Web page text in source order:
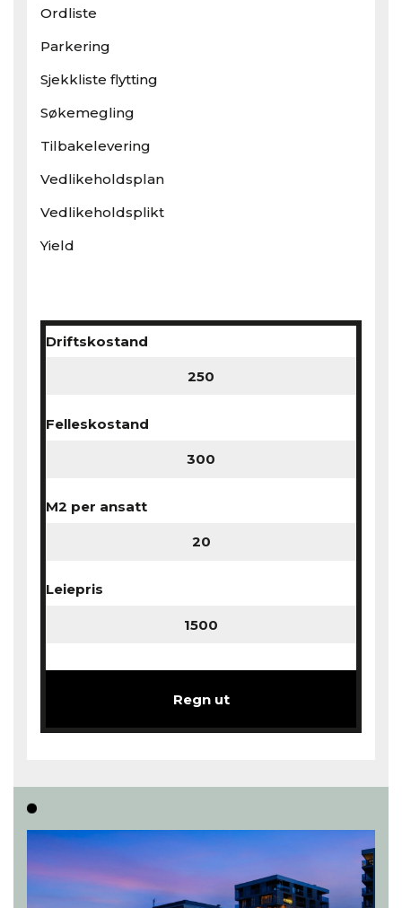
Ordliste
Parkering
Sjekkliste flytting
Søkemegling
Tilbakelevering
Vedlikeholdsplan
Vedlikeholdsplikt
Yield
Driftskostand
Felleskostand
M2 per ansatt
Leiepris